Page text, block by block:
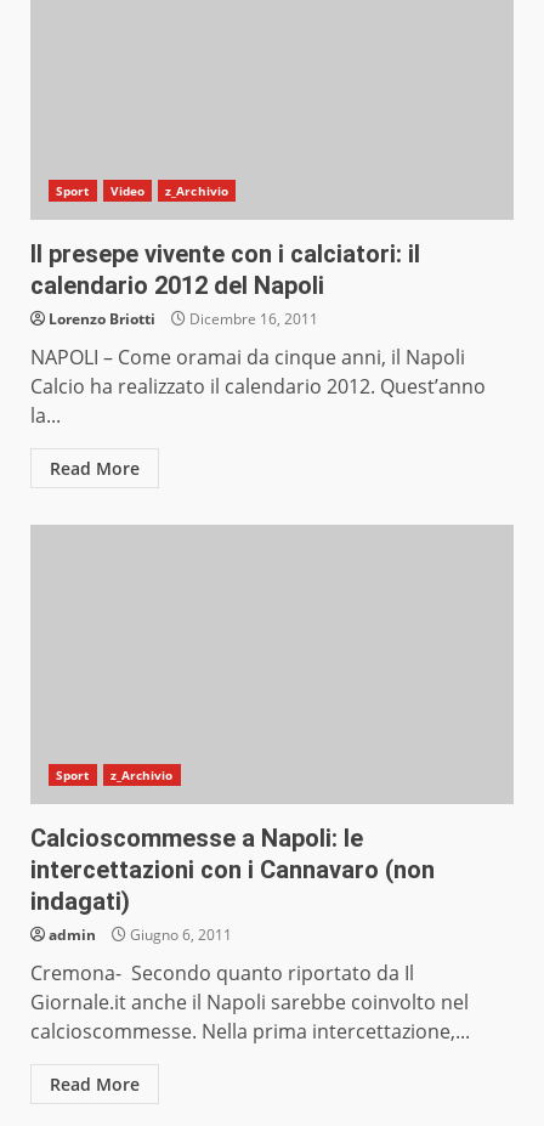
Sport Video z_Archivio
Il presepe vivente con i calciatori: il
calendario 2012 del Napoli
Lorenzo Briotti Dicembre 16, 2011
NAPOLI – Come oramai da cinque anni, il Napoli
Calcio ha realizzato il calendario 2012. Quest’anno
la...
Read More
Sport z_Archivio
Calcioscommesse a Napoli: le
intercettazioni con i Cannavaro (non
indagati)
admin Giugno 6, 2011
Cremona- Secondo quanto riportato da Il
Giornale.it anche il Napoli sarebbe coinvolto nel
calcioscommesse. Nella prima intercettazione,...
Read More